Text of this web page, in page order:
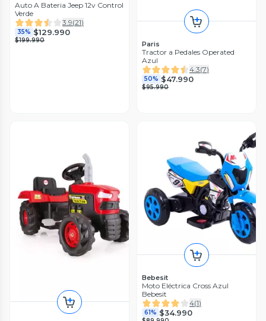
Auto A Bateria Jeep 12v Control
Verde
3.9(21)
35% $129.990
$199.990 Paris
Tractor a Pedales Operated
Azul
4.3(7)
50% $47.990
$95.990
Bebesit
Moto Eléctrica Cross Azul
Bebesit
4(1)
61% $34.990